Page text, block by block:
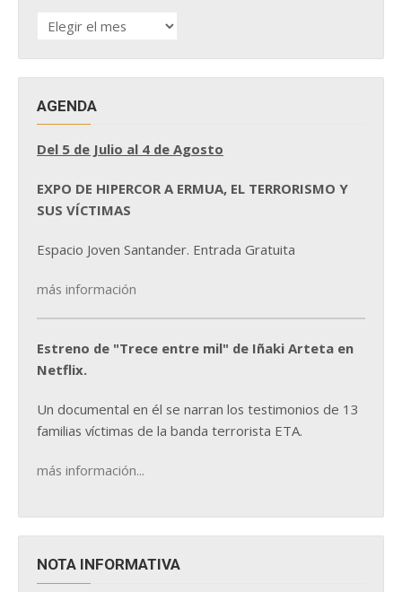
HISTÓRICO
DE
AGENDA
Del 5 de Julio al 4 de Agosto
EXPO DE HIPERCOR A ERMUA, EL TERRORISMO Y
SUS VÍCTIMAS
Espacio Joven Santander. Entrada Gratuita
más información
Estreno de "Trece entre mil" de Iñaki Arteta en
Netflix.
Un documental en él se narran los testimonios de 13
familias víctimas de la banda terrorista ETA.
más información...
NOTA INFORMATIVA